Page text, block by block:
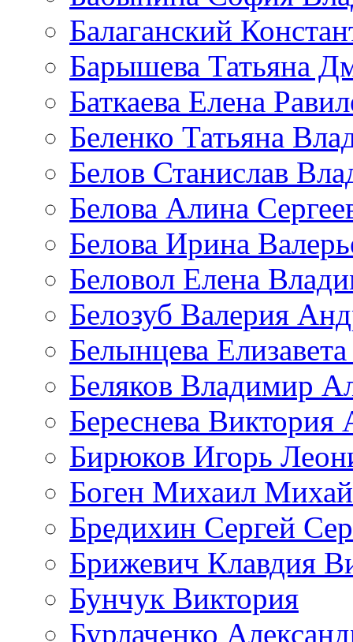
Балаганский
Барышева Татьяна
Баткаева Елена
Беленко Татьяна
Белов Станислав
Белова Алина
Белова Ирина
Беловол Елена
Белозуб Валерия
Белынцева
Беляков Владимир
Береснева Виктория
Бирюков Игорь
Боген Михаил
Бредихин Сергей
Брижевич Клавдия
Бунчук Виктория
Бурлаченко